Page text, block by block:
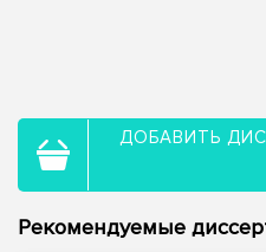
ДОБАВИТЬ
Рекомендуемые